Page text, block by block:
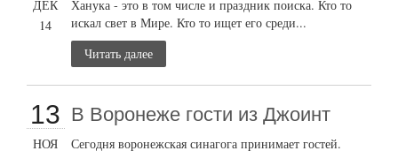
ДЕК
14
Ханука - это в том числе и праздник поиска. Кто то
искал свет в Мире. Кто то ищет его среди...
Читать далее
13
НОЯ
В Воронеже гости из Джоинт
Сегодня воронежская синагога принимает гостей.